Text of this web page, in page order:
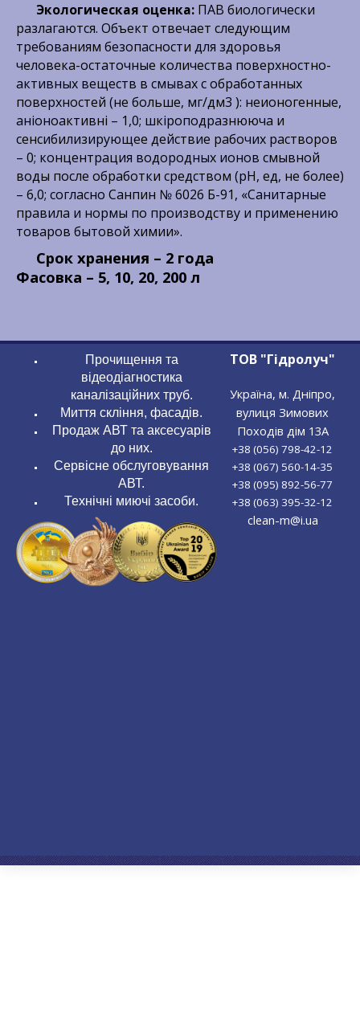
Экологическая оценка: ПАВ биологически
разлагаются. Объект отвечает следующим
требованиям безопасности для здоровья
человека-остаточные количества поверхностно-
активных веществ в смывах с обработанных
поверхностей (не больше, мг/дм3 ): неионогенные,
аніоноактивні – 1,0; шкіроподразнююча и
сенсибилизирующее действие рабочих растворов
– 0; концентрация водородных ионов смывной
воды после обработки средством (рН, ед, не более)
– 6,0; согласно Санпин № 6026 Б-91, «Санитарные
правила и нормы по производству и применению
товаров бытовой химии».
Срок хранения – 2 года
Фасовка – 5, 10, 20, 200 л
Прочищення та
відеодіагностика
каналізаційних труб.
Миття скління, фасадів.
Продаж АВТ та аксесуарів
до них.
Сервісне обслуговування
АВТ.
Технічні миючі засоби.
ТОВ "Гідролуч"
Україна, м. Дніпро,
вулиця Зимових
Походів дім 13А
+38 (056) 798-42-12
+38 (067) 560-14-35
+38 (095) 892-56-77
+38 (063) 395-32-12
clean-m@i.ua